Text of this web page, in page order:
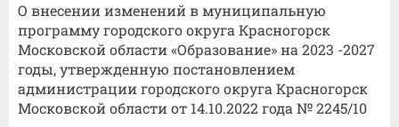
О внесении изменений в муниципальную
программу городского округа Красногорск
Московской области «Образование» на 2023 -2027
годы, утвержденную постановлением
администрации городского округа Красногорск
Московской области от 14.10.2022 года № 2245/10